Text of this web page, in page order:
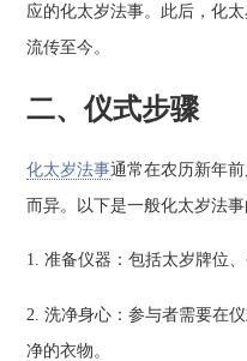
应的化太岁法事。此后，化
流传至今。
二、仪式步骤
化太岁法事通常在农历新年
而异。以下是一般化太岁法事
1. 准备仪器：包括太岁牌位
2. 洗净身心：参与者需要在
净的衣物。